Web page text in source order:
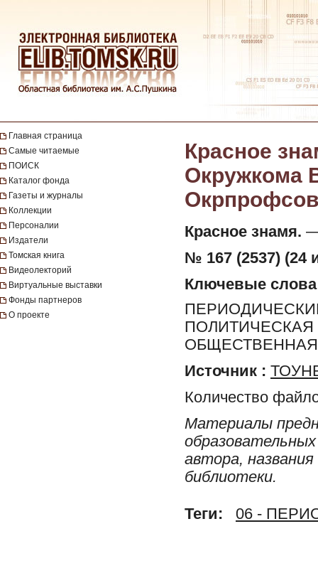
Главная страница
Самые читаемые
ПОИСК
Каталог фонда
Газеты и журналы
Коллекции
Персоналии
Издатели
Томская книга
Видеолекторий
Виртуальные выставки
Фонды партнеров
О проекте
Красное
Окружкома
Красное знамя. —
№ 167 (2537) (24
Ключевые слова
Источник :
Количество
Материалы
автора,
библиотеки.
Теги: 06 -